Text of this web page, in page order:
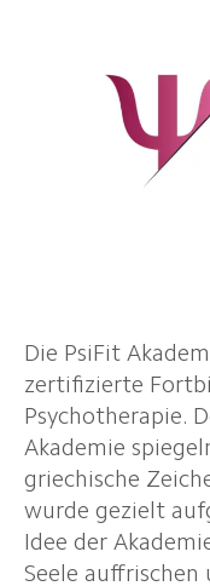
Die PsiFit
zertifizierte
Psychotherapie.
Akademie
griechische
wurde gezielt
Idee der
Seele